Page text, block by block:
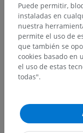
Puede permitir,
instaladas en
nuestra
permite el uso de
que también se
cookies basado en
el uso de estas
todas".